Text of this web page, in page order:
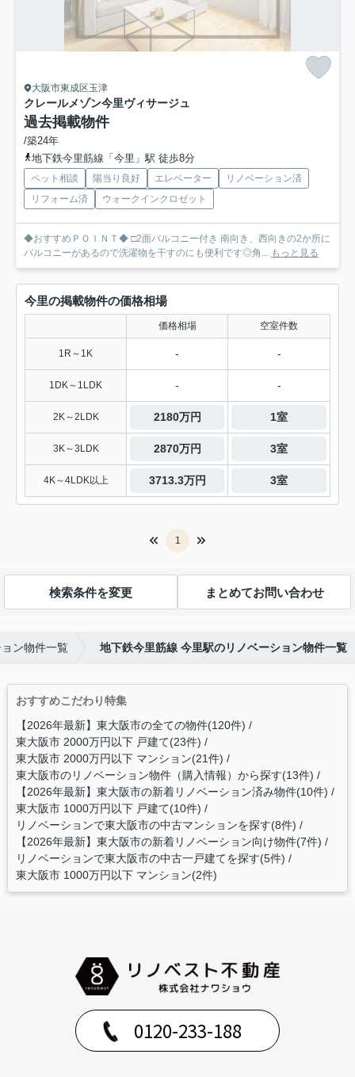
大阪市東成区玉津
クレールメゾン今里ヴィサージュ
過去掲載物件
/築24年
地下鉄今里筋線「今里」駅 徒歩8分
ペット相談 陽当り良好 エレベーター
リノベーション済
リフォーム済
ウォークインクロゼット
◆おすすめＰＯＩＮＴ◆ □2面バルコニー付き 南向き、西向きの2か所に
バルコニーがあるので洗濯物を干すのにも便利です◎角... もっと見る
今里の掲載物件の価格相場
価格相場 空室件数
1R～1K - -
1DK～1LDK - -
2K～2LDK 2180万円 1室
3K～3LDK 2870万円 3室
4K～4LDK以上 3713.3万円 3室
1
検索条件を変更 まとめてお問い合わせ
ン物件一覧 地下鉄今里筋線 今里駅のリノベーション物件一覧
おすすめこだわり特集
【2026年最新】東大阪市の全ての物件(120件)
東大阪市 2000万円以下 戸建て(23件)
東大阪市 2000万円以下 マンション(21件)
東大阪市のリノベーション物件（購入情報）から探す(13件)
【2026年最新】東大阪市の新着リノベーション済み物件(10件)
東大阪市 1000万円以下 戸建て(10件)
リノベーションで東大阪市の中古マンションを探す(8件)
【2026年最新】東大阪市の新着リノベーション向け物件(7件)
リノベーションで東大阪市の中古一戸建てを探す(5件)
東大阪市 1000万円以下 マンション(2件)
0120-233-188